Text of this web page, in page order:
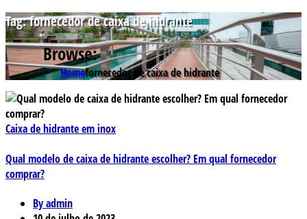
Tag:fornecedor de caixa de hidrante
Browse:
Homefornecedor de caixa de hidrante
Caixa de hidrante em inox
Qual modelo de caixa de hidrante escolher? Em qual fornecedor
comprar?
By admin